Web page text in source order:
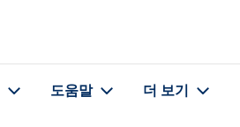
도움말 더 보기